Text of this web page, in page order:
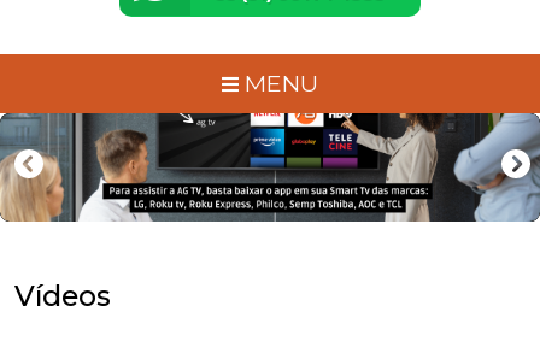
MENU
Vídeos